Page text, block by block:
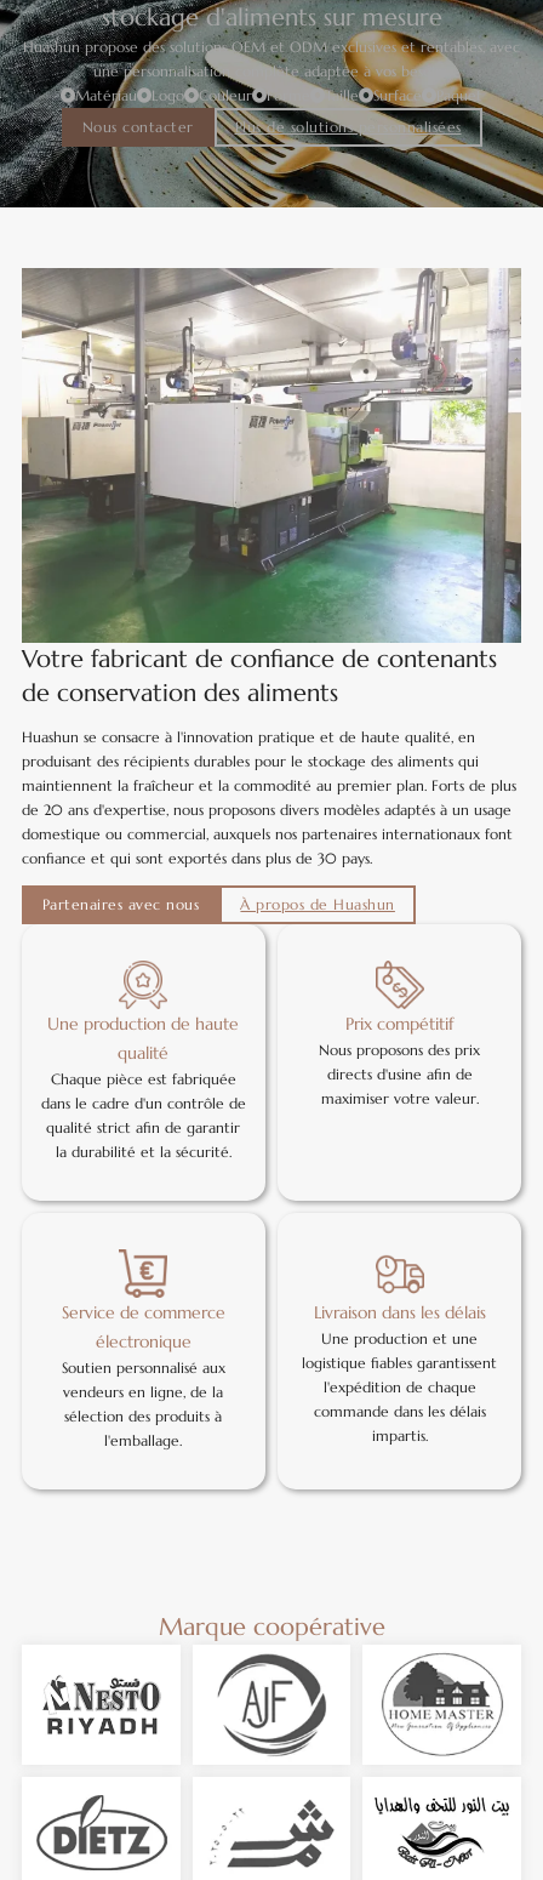
stockage d'aliments sur mesure
Huashun propose des solutions OEM et ODM exclusives et rentables, avec
une personnalisation complète adaptée à vos besoins.
Matériau
Logo Couleur Forme Taille Surface
Paquet
Nous contacter
Plus de solutions personnalisées
Votre fabricant de confiance de contenants
de conservation des aliments
Huashun se consacre à l'innovation pratique et de haute qualité, en
produisant des récipients durables pour le stockage des aliments qui
maintiennent la fraîcheur et la commodité au premier plan. Forts de plus
de 20 ans d'expertise, nous proposons divers modèles adaptés à un usage
domestique ou commercial, auxquels nos partenaires internationaux font
confiance et qui sont exportés dans plus de 30 pays.
Partenaires avec nous À propos de Huashun
Une production de haute
qualité
Chaque pièce est fabriquée
dans le cadre d'un contrôle de
qualité strict afin de garantir
la durabilité et la sécurité.
Prix compétitif
Nous proposons des prix
directs d'usine afin de
maximiser votre valeur.
Service de commerce
électronique
Soutien personnalisé aux
vendeurs en ligne, de la
sélection des produits à
l'emballage.
Livraison dans les délais
Une production et une
logistique fiables garantissent
l'expédition de chaque
commande dans les délais
impartis.
Marque coopérative